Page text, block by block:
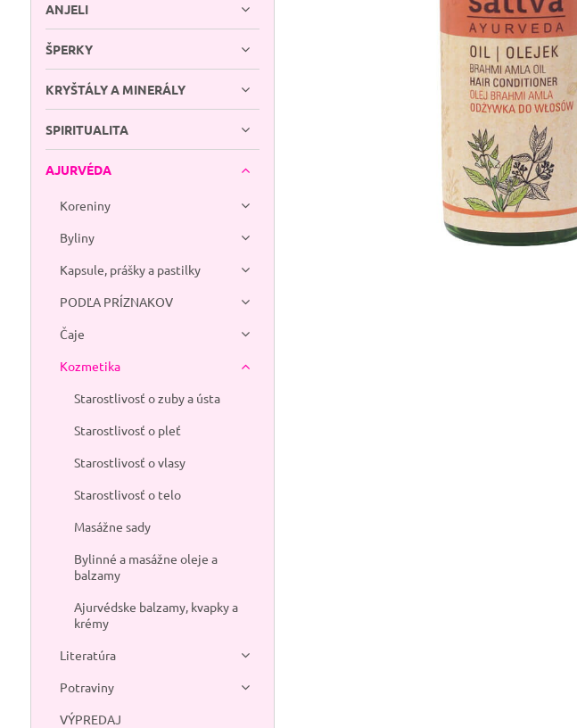
ANJELI
ŠPERKY
KRYŠTÁLY A MINERÁLY
SPIRITUALITA
AJURVÉDA
Koreniny
Byliny
Kapsule, prášky a pastilky
PODĽA PRÍZNAKOV
Čaje
Kozmetika
Starostlivosť o zuby a ústa
Starostlivosť o pleť
Starostlivosť o vlasy
Starostlivosť o telo
Masážne sady
Bylinné a masážne oleje a
balzamy
Ajurvédske balzamy, kvapky a
krémy
Literatúra
Potraviny
VÝPREDAJ